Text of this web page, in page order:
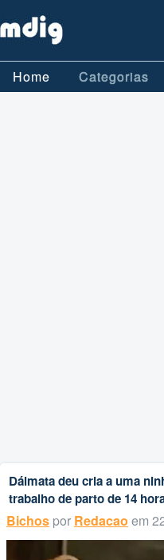
Home Categorias
Dálmata deu cria a uma
trabalho de parto de 14
Bichos por Redacao em